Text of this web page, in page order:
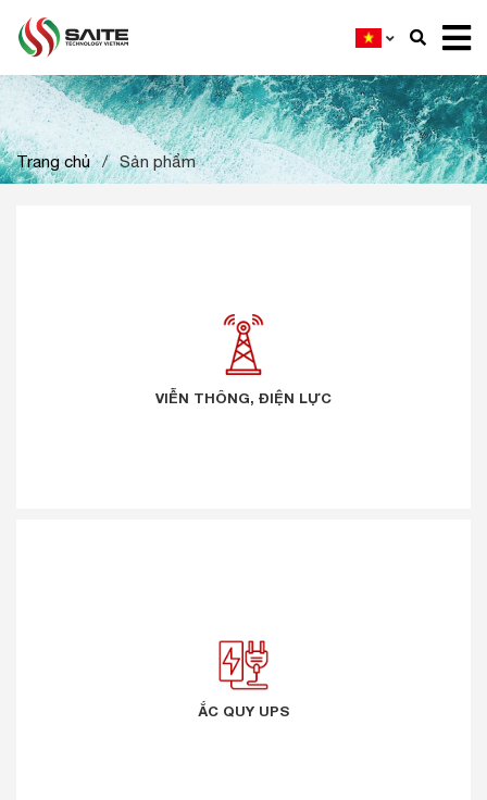
Trang chủ / Sản phẩm
VIỄN THÔNG, ĐIỆN LỰC
VIỄN THÔNG, ĐIỆN LỰC
ẮC QUY UPS
ẮC QUY UPS